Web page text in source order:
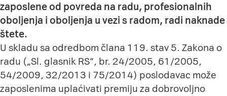
zaposlene od povreda na radu, profesionalnih
oboljenja i oboljenja u vezi s radom, radi naknade
štete.
U skladu sa odredbom člana 119. stav 5. Zakona o
radu („Sl. glasnik RS“, br. 24/2005, 61/2005,
54/2009, 32/2013 i 75/2014) poslodavac može
zaposlenima uplaćivati premiju za dobrovoljno